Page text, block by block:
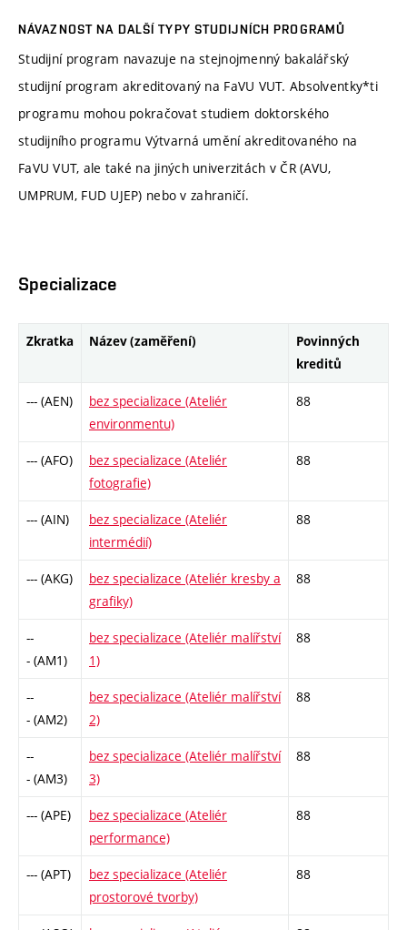
NÁVAZNOST NA DALŠÍ TYPY STUDIJNÍCH PROGRAMŮ
Studijní program navazuje na stejnojmenný bakalářský
studijní program akreditovaný na FaVU VUT. Absolventky*ti
programu mohou pokračovat studiem doktorského
studijního programu Výtvarná umění akreditovaného na
FaVU VUT, ale také na jiných univerzitách v ČR (AVU,
UMPRUM, FUD UJEP) nebo v zahraničí.
Specializace
Zkratka Název (zaměření)
Povinných
kreditů
--- (AEN)
bez specializace (Ateliér
environmentu)
88
--- (AFO)
bez specializace (Ateliér
fotografie)
88
--- (AIN)
bez specializace (Ateliér
intermédií)
88
--- (AKG)
bez specializace (Ateliér kresby a
grafiky)
88
--
- (AM1)
bez specializace (Ateliér malířství
1)
88
--
- (AM2)
bez specializace (Ateliér malířství
2)
88
--
- (AM3)
bez specializace (Ateliér malířství
3)
88
--- (APE)
bez specializace (Ateliér
performance)
88
--- (APT)
bez specializace (Ateliér
prostorové tvorby)
88